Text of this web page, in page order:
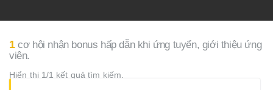
1cơ hội nhận bonus hấp dẫn khi ứng tuyển, giới thiệu ứng
viên.
Hiển thị 1/1 kết quả tìm kiếm.